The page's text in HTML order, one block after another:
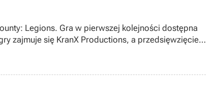
Legions. Gra w pierwszej kolejności dostępna
zajmuje się KranX Productions, a przedsięwzięcie